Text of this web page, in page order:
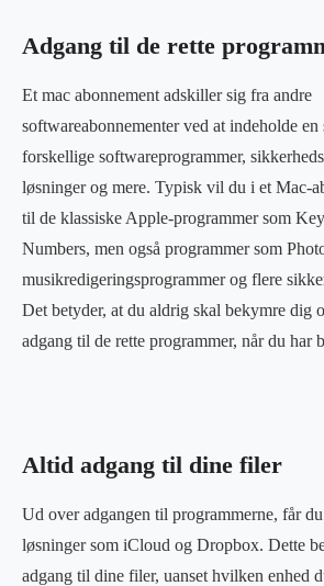
Adgang til de rette
Et mac abonnement adskiller sig fra andre
softwareabonnementer ved at indeholde
forskellige softwareprogrammer,
løsninger og mere. Typisk vil du i et Mac-
til de klassiske Apple-programmer som
Numbers, men også programmer som
musikredigeringsprogrammer og flere
Det betyder, at du aldrig skal bekymre dig
adgang til de rette programmer, når du har
Altid adgang til dine filer
Ud over adgangen til programmerne, får
løsninger som iCloud og Dropbox. Dette
adgang til dine filer, uanset hvilken enhed